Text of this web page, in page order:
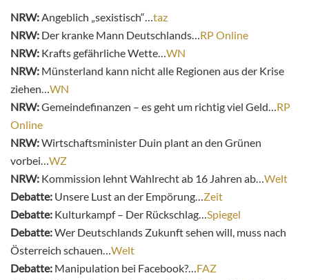
NRW: Angeblich „sexistisch“… taz
NRW: Der kranke Mann Deutschlands… RP Online
NRW: Krafts gefährliche Wette… WN
NRW: Münsterland kann nicht alle Regionen aus der Krise
ziehen… WN
NRW:Gemeindefinanzen – es geht um richtig viel Geld… RP
Online
NRW:Wirtschaftsminister Duin plant an den Grünen
vorbei… WZ
NRW: Kommission lehnt Wahlrecht ab 16 Jahren ab… Welt
Debatte: Unsere Lust an der Empörung… Zeit
Debatte: Kulturkampf – Der Rückschlag… Spiegel
Debatte:Wer Deutschlands Zukunft sehen will, muss nach
Österreich schauen… Welt
Debatte: Manipulation bei Facebook?… FAZ